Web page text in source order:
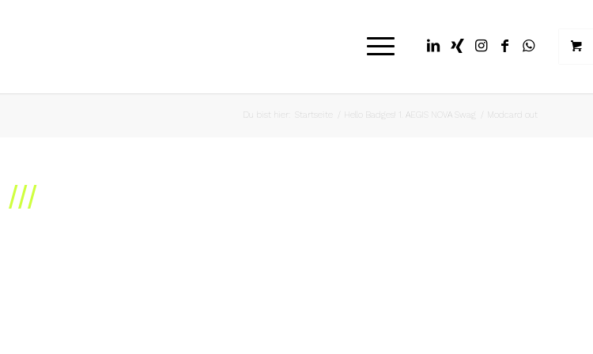
Du bist hier: Startseite Hello Badges! 1. AEGIS NOVA Swag Modcard out